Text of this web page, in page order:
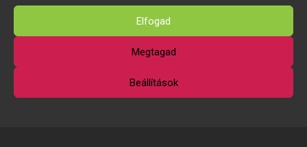
Elfogad
Megtagad
Beállítások